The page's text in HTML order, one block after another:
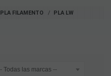
PLA FILAMENTO PLA LW